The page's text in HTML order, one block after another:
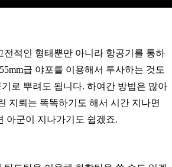
전적인 형태뿐만 아니라 항공기를 통하
급 야포를 이용해서 투사하는 것도
로 뿌려도 됩니다. 하여간 방법은 많아
지뢰는 똑똑하기도 해서 시간 지나면
아군이 지나가기도 쉽겠죠.